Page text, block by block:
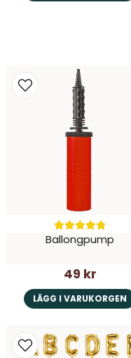
Ballongpump
49 kr
LÄGG I VARUKORGEN